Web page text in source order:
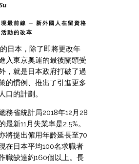
境最前線 ─ 新外國人在留資格
動的改革
日本，除了即將更改年
入東京奧運的最後關頭受
，就是日本政府打破了過
的慣例、推出了引進更多
口的計劃。
務省統計局2018年12月28
最新11月失業率是2.5%。
將提出僱用年齡延長至70
在日本平均100名求職者
職缺達約160個以上。長